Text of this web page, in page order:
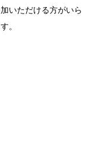
いただける方がいら
。